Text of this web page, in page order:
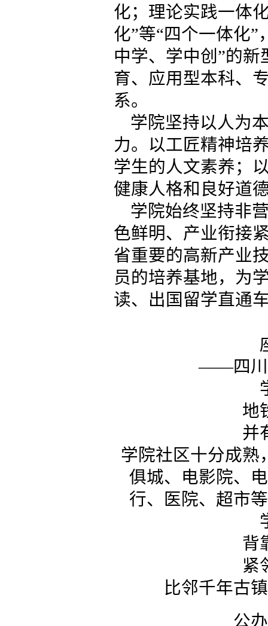
化；理论实践一体
化”等“四个一体化
中学、学中创”的
育、应用型本科、
系。
学院坚持以人为
力。以工匠精神培
学生的人文素养；
健康人格和良好道
学院始终坚持非
色鲜明、产业衔接
省重要的高新产业
员的培养基地，为
读、出国留学直通
——四川
地
并
学院社区十分成熟
俱城、电影院、
行、医院、超市
背
紧
比邻千年古
公